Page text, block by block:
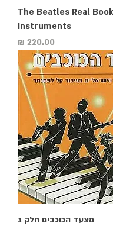
The Beatles Real
Instruments
מחיר
מצעד הכוכבים חלק ג